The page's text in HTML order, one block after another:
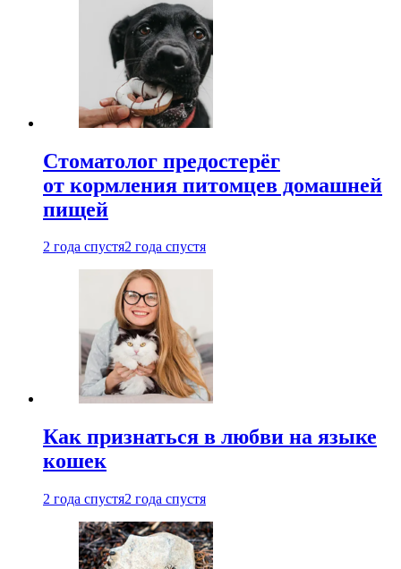
Стоматолог предостерёг
от кормления питомцев домашней
пищей
2 года спустя2 года спустя
Как признаться в любви на языке
кошек
2 года спустя2 года спустя